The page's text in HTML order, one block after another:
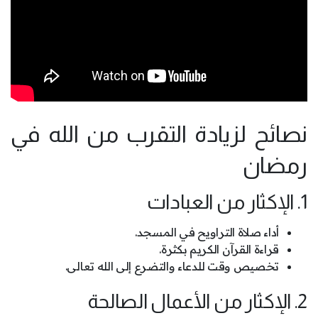
نصائح لزيادة التقرب من الله في
رمضان
1. الإكثار من العبادات
أداء صلاة التراويح في المسجد.
قراءة القرآن الكريم بكثرة.
تخصيص وقت للدعاء والتضرع إلى الله تعالى.
2. الإكثار من الأعمال الصالحة